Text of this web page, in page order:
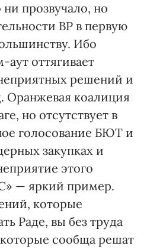
прозвучало, но
ВР в первую
Ибо
оттягивает
решений и
Оранжевая коалиция
но отсутствует в
голосование БЮТ и
закупках и
этого
— яркий пример.
которые
Раде, вы без труда
сообща решат